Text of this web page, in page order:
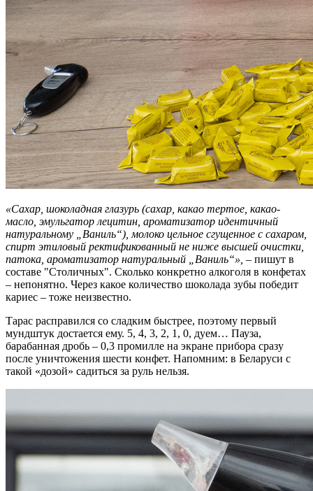
«Сахар, шоколадная глазурь (сахар, какао тертое, какао-
масло, эмульгатор лецитин, ароматизатор идентичный
натуральному „Ваниль“), молоко цельное сгущенное с сахаром,
спирт этиловый ректификованный не ниже высшей очистки,
патока, ароматизатор натуральный „Ваниль“»‎, – пишут в
составе "Столичных"‎. Сколько конкретно алкоголя в конфетах
– непонятно. Через какое количество шоколада зубы победит
кариес – тоже неизвестно.
Тарас расправился со сладким быстрее, поэтому первый
мундштук достается ему. 5, 4, 3, 2, 1, 0, дуем… Пауза,
барабанная дробь – 0,3 промилле на экране прибора сразу
после уничтожения шести конфет. Напомним: в Беларуси с
такой «дозой» садиться за руль нельзя.